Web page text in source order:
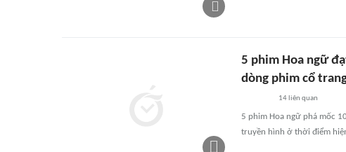
5 phim Hoa ngữ
dòng phim cổ
14liên quan
5 phim Hoa ngữ phá mốc
truyền hình ở thời điểm